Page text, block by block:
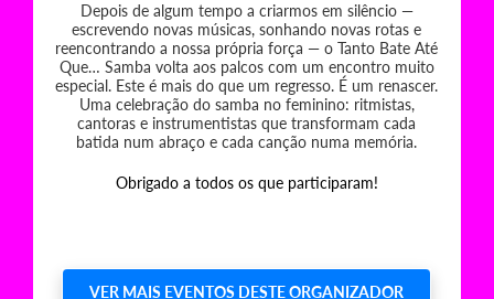
Depois de algum tempo a criarmos em silêncio —
escrevendo novas músicas, sonhando novas rotas e
reencontrando a nossa própria força — o Tanto Bate Até
Que… Samba volta aos palcos com um encontro muito
especial. Este é mais do que um regresso. É um renascer.
Uma celebração do samba no feminino: ritmistas,
cantoras e instrumentistas que transformam cada
batida num abraço e cada canção numa memória.
Obrigado a todos os que participaram!
VER MAIS EVENTOS DESTE ORGANIZADOR